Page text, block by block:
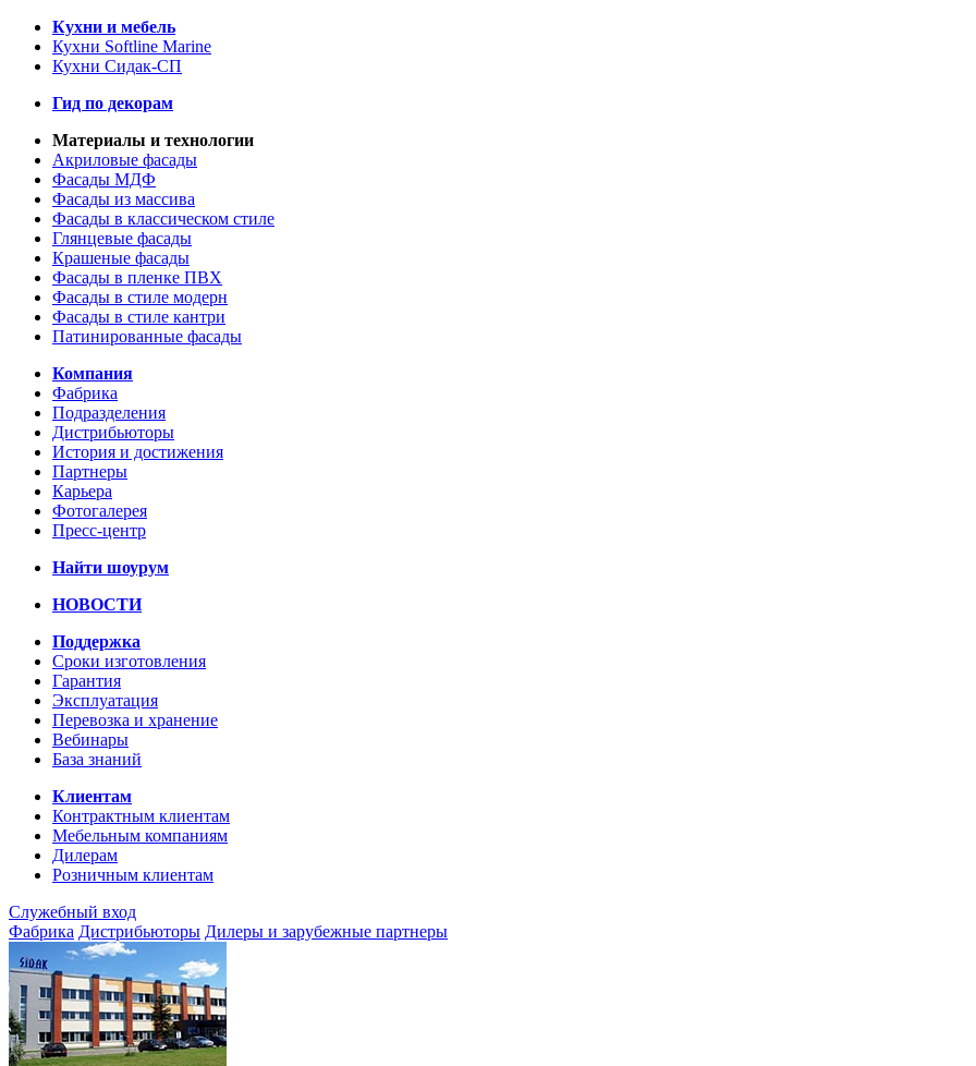
Кухни и мебель
Кухни Softline Marine
Кухни Сидак-СП
Гид по декорам
Материалы и технологии
Акриловые фасады
Фасады МДФ
Фасады из массива
Фасады в классическом стиле
Глянцевые фасады
Крашеные фасады
Фасады в пленке ПВХ
Фасады в стиле модерн
Фасады в стиле кантри
Патинированные фасады
Компания
Фабрика
Подразделения
Дистрибьюторы
История и достижения
Партнеры
Карьера
Фотогалерея
Пресс-центр
Найти шоурум
НОВОСТИ
Поддержка
Сроки изготовления
Гарантия
Эксплуатация
Перевозка и хранение
Вебинары
База знаний
Клиентам
Контрактным клиентам
Мебельным компаниям
Дилерам
Розничным клиентам
Служебный вход
Фабрика Дистрибьюторы Дилеры и зарубежные партнеры